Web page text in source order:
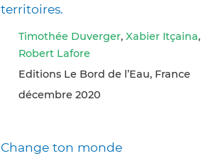
territoires.
Timothée Duverger, Xabier Itçaina,
Robert Lafore
Editions Le Bord de l’Eau, France
décembre 2020
Change ton monde